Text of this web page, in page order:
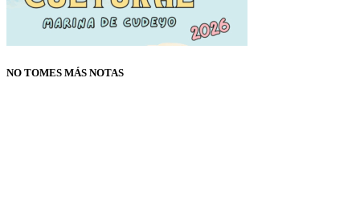
NO TOMES MÁS NOTAS